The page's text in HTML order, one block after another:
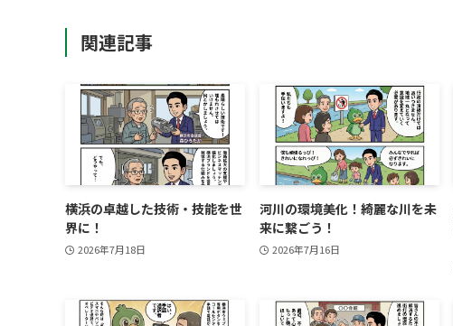
関連記事
横浜の卓越した技術・技能を世
界に！
2026年7月18日
河川の環境美化！綺麗な川を未
来に繋ごう！
2026年7月16日